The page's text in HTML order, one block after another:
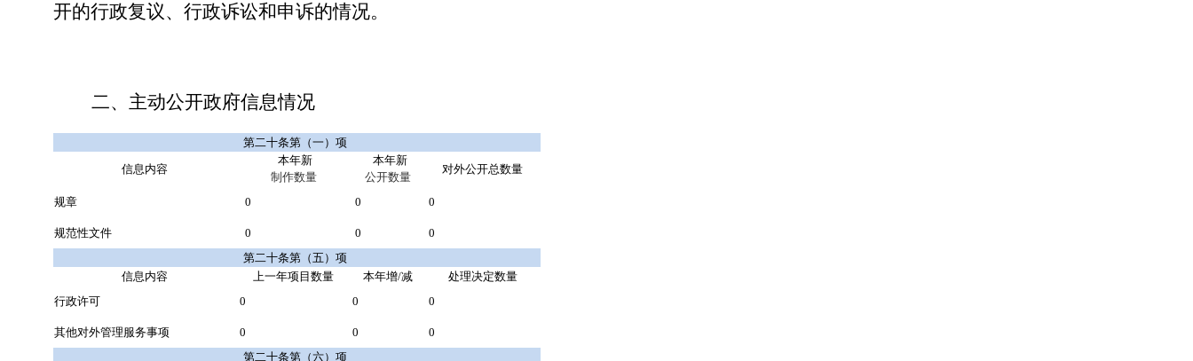
开的行政复议、行政诉讼和申诉的情况。
二、主动公开政府信息情况
第二十条第（一）项
信息内容
本年新
制作数量
本年新
公开数量
对外公开总数量
规章 0 0 0
规范性文件 0 0
0
第二十条第（五）项
信息内容
上一年项目数量 本年增/减
处理决定数量
行政许可
0 0 0
其他对外管理服务事项 0 0
0
第二十条第（六）项